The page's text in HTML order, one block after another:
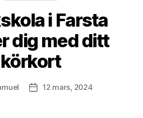
i Farsta
dig med ditt
körkort
Inläggsdatum
12 mars, 2024